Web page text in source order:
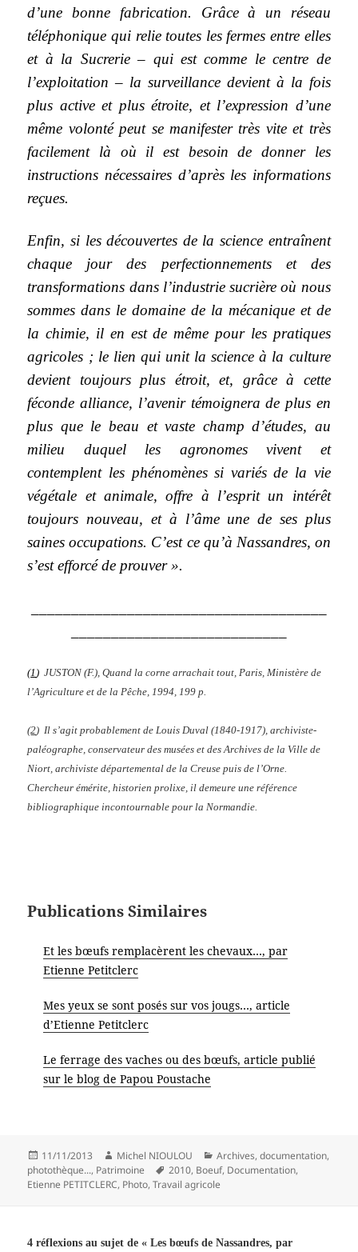
d’une bonne fabrication. Grâce à un réseau
téléphonique qui relie toutes les fermes entre elles
et à la Sucrerie – qui est comme le centre de
l’exploitation – la surveillance devient à la fois
plus active et plus étroite, et l’expression d’une
même volonté peut se manifester très vite et très
facilement là où il est besoin de donner les
instructions nécessaires d’après les informations
reçues.
Enfin, si les découvertes de la science entraînent
chaque jour des perfectionnements et des
transformations dans l’industrie sucrière où nous
sommes dans le domaine de la mécanique et de
la chimie, il en est de même pour les pratiques
agricoles ; le lien qui unit la science à la culture
devient toujours plus étroit, et, grâce à cette
féconde alliance, l’avenir témoignera de plus en
plus que le beau et vaste champ d’études, au
milieu duquel les agronomes vivent et
contemplent les phénomènes si variés de la vie
végétale et animale, offre à l’esprit un intérêt
toujours nouveau, et à l’âme une de ses plus
saines occupations. C’est ce qu’à Nassandres, on
s’est efforcé de prouver ».
(1 ) JUSTON (F.), Quand la corne arrachait tout, Paris, Ministère de
l’Agriculture et de la Pêche, 1994, 199 p.
(2) Il s’agit probablement de Louis Duval (1840-1917), archiviste-
paléographe, conservateur des musées et des Archives de la Ville de
Niort, archiviste départemental de la Creuse puis de l’Orne.
Chercheur émérite, historien prolixe, il demeure une référence
bibliographique incontournable pour la Normandie.
Publications Similaires
Et les bœufs remplacèrent les chevaux…, par
Etienne Petitclerc
Mes yeux se sont posés sur vos jougs…, article
d’Etienne Petitclerc
Le ferrage des vaches ou des bœufs, article publié
sur le blog de Papou Poustache
Publié
le
11/11/2013 Auteur
Michel NIOULOU Catégories
Archives, documentation,
photothèque..., Patrimoine
Mots-
clés
2010, Boeuf, Documentation,
Etienne PETITCLERC, Photo,Travail agricole
4 réflexions au sujet de « Les bœufs de Nassandres, par